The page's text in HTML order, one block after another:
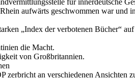
für innerdeutsche
aufwärts geschwommen war und
Index der verbotenen Bücher
die Macht.
von Großbritannien.
an verschiedenen Ansichten